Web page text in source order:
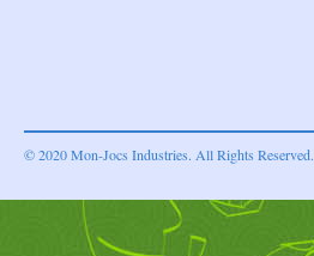
© 2020 Mon-Jocs Industries. All Rights Reserved.